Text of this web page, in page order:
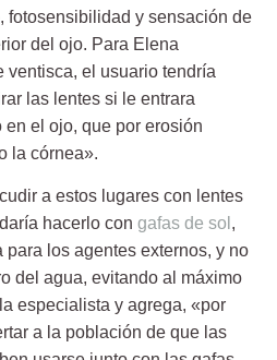
fotosensibilidad y sensación de
del ojo. Para Elena
ventisca, el usuario tendría
las lentes si le entrara
el ojo, que por erosión
la córnea».
a estos lugares con lentes
hacerlo con gafas de sol ,
para los agentes externos, y no
del agua, evitando al máximo
especialista y agrega, «por
a la población de que las